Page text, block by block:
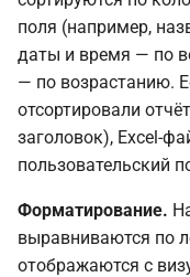
поля (например,
даты и время — по
— по возрастанию.
отсортировали
заголовок), Excel-
пользовательский
Форматирование.
выравниваются по
отображаются с